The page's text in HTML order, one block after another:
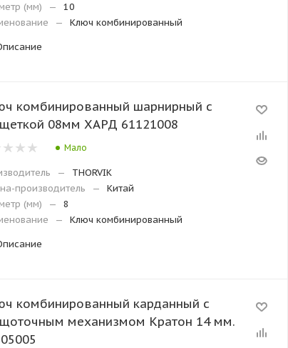
(мм)
—
10
—
Ключ комбинированный
комбинированный шарнирный с
08мм ХАРД 61121008
Мало
—
THORVIK
производитель
—
Китай
(мм)
—
8
—
Ключ комбинированный
комбинированный карданный с
механизмом Кратон 14 мм.